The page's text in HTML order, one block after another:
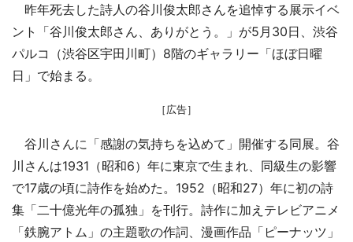
昨年死去した詩人の谷川俊太郎さんを追悼する展示イベ
ント「谷川俊太郎さん、ありがとう。」が5月30日、渋谷
パルコ（渋谷区宇田川町）8階のギャラリー「ほぼ日曜
日」で始まる。
［広告］
谷川さんに「感謝の気持ちを込めて」開催する同展。谷
川さんは1931（昭和6）年に東京で生まれ、同級生の影響
で17歳の頃に詩作を始めた。1952（昭和27）年に初の詩
集「二十億光年の孤独」を刊行。詩作に加えテレビアニメ
「鉄腕アトム」の主題歌の作詞、漫画作品「ピーナッツ」